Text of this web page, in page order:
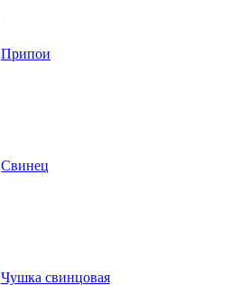
Припои
Свинец
Чушка свинцовая